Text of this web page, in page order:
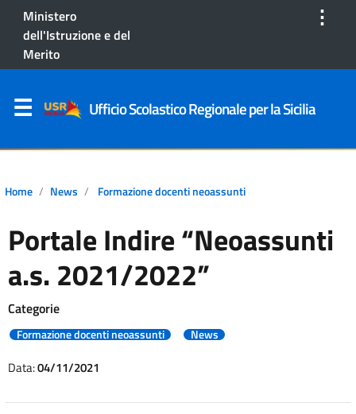
Ministero
dell'Istruzione e del
Merito
⋮
Ufficio Scolastico Regionale per la Sicilia
Home News Formazione docenti neoassunti
Portale Indire “Neoassunti
a.s. 2021/2022”
Categorie
Formazione docenti neoassunti News
Data:04/11/2021